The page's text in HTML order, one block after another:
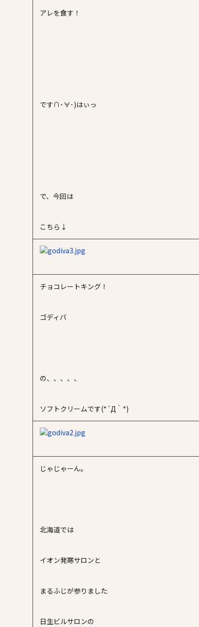
アレを食す！
です∩･∀･)はぃっ
で、今回は
こちら↓
チョコレートキング！
ゴディバ
の、、、、、
ソフトクリームです(*´Д｀*)
じゃじゃーん。
北海道では
イオン発寒サロンと
まるふじが参りました
日生ビルサロンの